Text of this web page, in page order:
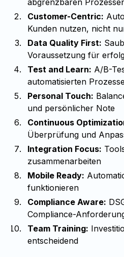
Customer-Centric:
Kunden nutzen, nicht
Data Quality First:
Voraussetzung für
Test and Learn: A/B-
automatisierten
Personal Touch:
und persönlicher Note
Continuous
Überprüfung und
Integration Focus:
zusammenarbeiten
Mobile Ready:
funktionieren
Compliance Aware:
Compliance-
Team Training:
entscheidend